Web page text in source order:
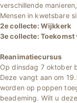
verschillende
Mensen in kwetsbare
2e collecte: Wijkkerk
3e collecte: Toekomst
Reanimatiecursus
Op dinsdag 7 oktober
Deze vangt aan om
worden op poppen
beademing. Wilt u